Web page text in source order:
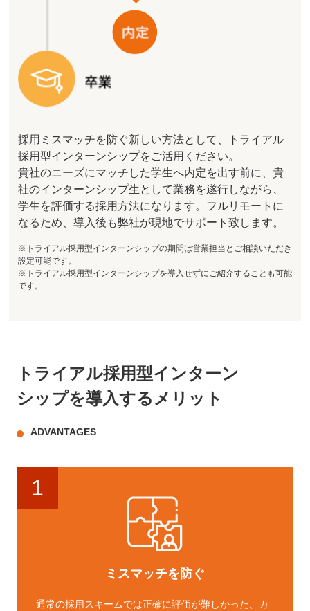
採用ミスマッチを防ぐ新しい方法として、トライアル
採用型インターンシップをご活用ください。
貴社のニーズにマッチした学生へ内定を出す前に、貴
社のインターンシップ生として業務を遂行しながら、
学生を評価する採用方法になります。フルリモートに
なるため、導入後も弊社が現地でサポート致します。
※トライアル採用型インターンシップの期間は営業担当とご相談いただき
設定可能です。
※トライアル採用型インターンシップを導入せずにご紹介することも可能
です。
トライアル採用型インターン
シップを導入するメリット
ADVANTAGES
1
ミスマッチを防ぐ
通常の採用スキームでは正確に評価が難しかった、カ